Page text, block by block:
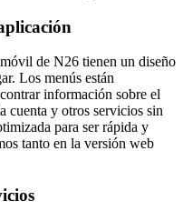
de N26 tienen un diseño
Los menús están
información sobre el
cuenta y otros servicios sin
para ser rápida y
tanto en la versión web